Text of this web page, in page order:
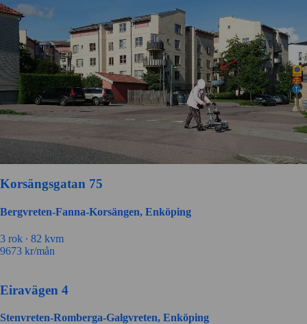
Korsängsgatan 75
Bergvreten-Fanna-Korsängen, Enköping
3 rok ∙ 82 kvm
9673 kr/mån
Eiravägen 4
Stenvreten-Romberga-Galgvreten, Enköping